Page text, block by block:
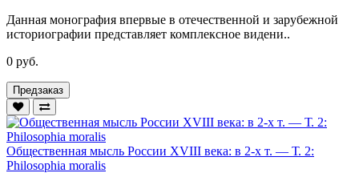
Данная монография впервые в отечественной и зарубежной
историографии представляет комплексное видени..
0 руб.
Предзаказ
Общественная мысль России XVIII века: в 2-х т. — Т. 2:
Philosophia moralis